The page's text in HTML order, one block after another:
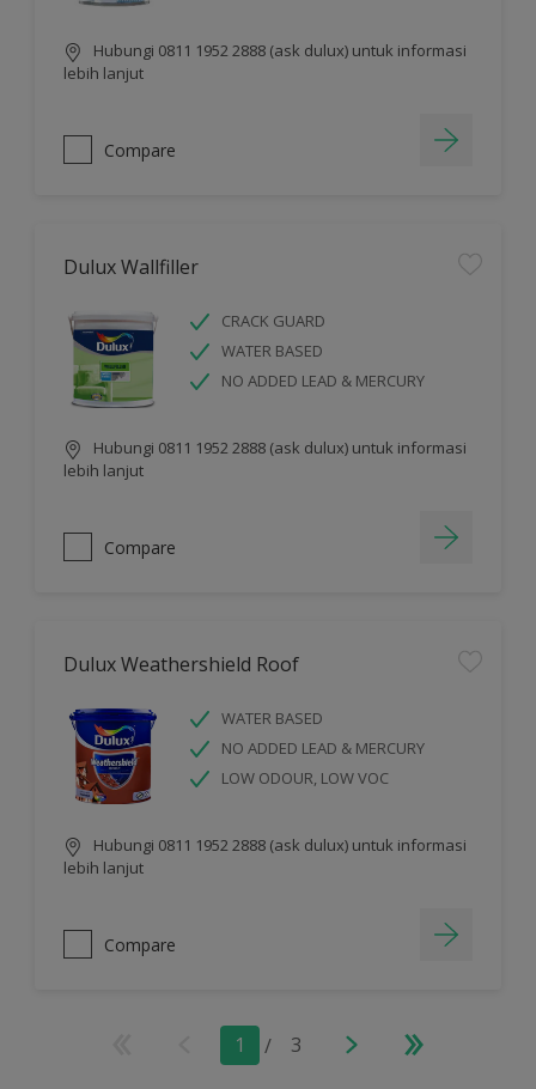
Hubungi 0811 1952 2888 (ask dulux) untuk informasi
lebih lanjut
Compare
Dulux Wallfiller
CRACK GUARD
WATER BASED
NO ADDED LEAD & MERCURY
Hubungi 0811 1952 2888 (ask dulux) untuk informasi
lebih lanjut
Compare
Dulux Weathershield Roof
WATER BASED
NO ADDED LEAD & MERCURY
LOW ODOUR, LOW VOC
Hubungi 0811 1952 2888 (ask dulux) untuk informasi
lebih lanjut
Compare
1 / 3